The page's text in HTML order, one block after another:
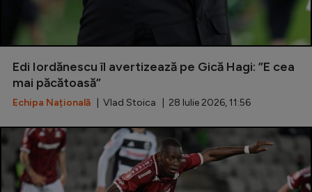
Edi Iordănescu îl avertizează pe Gică Hagi: ”E cea
mai păcătoasă”
Echipa Națională | Vlad Stoica | 28 Iulie 2026, 11:56